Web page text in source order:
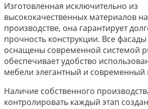
Изготовленная исключительно из
высококачественных материалов
производстве, она гарантирует
прочность конструкции. Все
оснащены современной системой
обеспечивает удобство
мебели элегантный и современный
Наличие собственного
контролировать каждый этап